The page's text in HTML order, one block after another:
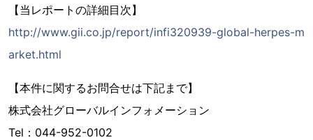
【当レポートの詳細目次】
http://www.gii.co.jp/report/infi320939-global-herpes-m
arket.html
【本件に関するお問合せは下記まで】
株式会社グローバルインフォメーション
Tel：044-952-0102